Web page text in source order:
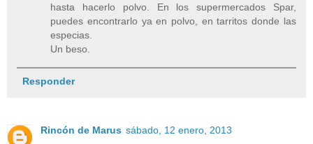
hasta hacerlo polvo. En los supermercados Spar,
puedes encontrarlo ya en polvo, en tarritos donde las
especias.
Un beso.
Responder
Rincón de Marus sábado, 12 enero, 2013